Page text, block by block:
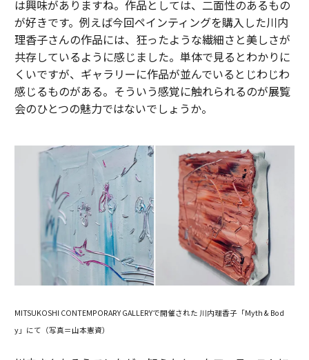
は興味がありますね。作品としては、二面性のあるもの
が好きです。例えば今回ペインティングを購入した川内
理香子さんの作品には、狂ったような繊細さと美しさが
共存しているように感じました。単体で見るとわかりに
くいですが、ギャラリーに作品が並んでいるとじわじわ
感じるものがある。そういう感覚に触れられるのが展覧
会のひとつの魅力ではないでしょうか。
MITSUKOSHI CONTEMPORARY GALLERYで開催された 川内理香子「Myth & Bod
y」にて（写真＝山本憲資）